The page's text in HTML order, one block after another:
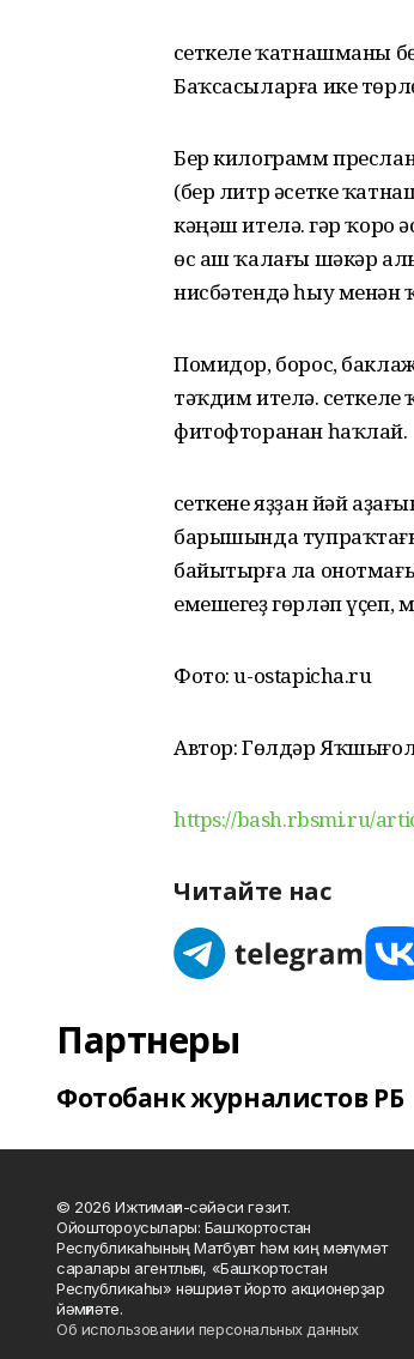
Әсеткеле ҡатнашманы
Баҡсасыларға ике
Бер килограмм
(бер литр әсетке
кәңәш ителә. Әгәр ҡоро
өс аш ҡалағы шәкәр
нисбәтендә һыу менән
Помидор, борос,
тәҡдим ителә.
фитофторанан һаҡлай.
Әсеткене яҙҙан йәй
барышында
байытырға ла
емешегеҙ гөрләп
Фото: u-ostapicha.ru
Автор: Гөлдәр
https://bash.rbsmi.ru/
Читайте нас
Партнеры
Фотобанк журналистов РБ
© 2026 Ижтимағи-сәйәси гәзит.
Ойоштороусылары: Башҡортостан
Республикаһының Матбуғат һәм киң мәғлүмәт
саралары агентлығы, «Башҡортостан
Республикаһы» нәшриәт йорто акционерҙар
йәмғиәте.
Об использовании персональных данных